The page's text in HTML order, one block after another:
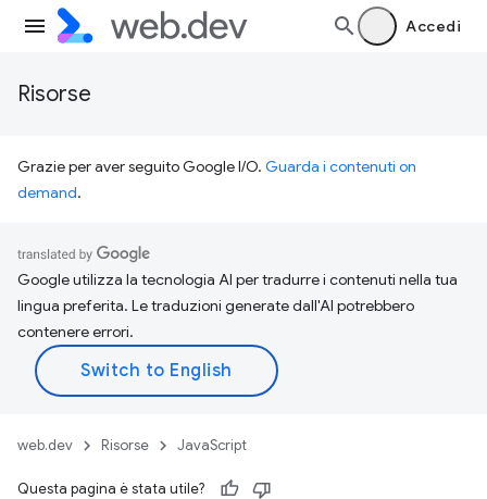
Accedi
Risorse
Grazie per aver seguito Google I/O. Guarda i contenuti on
demand.
Google utilizza la tecnologia AI per tradurre i contenuti nella tua
lingua preferita. Le traduzioni generate dall'AI potrebbero
contenere errori.
web.dev Risorse JavaScript
Questa pagina è stata utile?